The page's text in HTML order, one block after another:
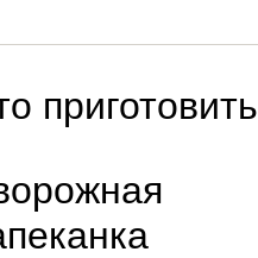
приготовить